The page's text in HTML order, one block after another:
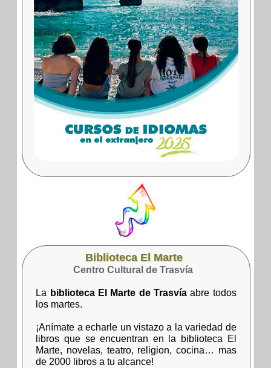
Biblioteca El Marte
Centro Cultural de Trasvía
La biblioteca El Marte de Trasvíaabre todos
los martes.
¡Anímate a echarle un vistazo a la variedad de
libros que se encuentran en la biblioteca El
Marte, novelas, teatro, religion, cocina… mas
de 2000 libros a tu alcance!